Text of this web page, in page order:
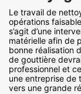
Le travail de
opérations
s’agit d’une
matérielle afin de
bonne réalisation
de gouttière
professionnel et
une entreprise de
vers une grande